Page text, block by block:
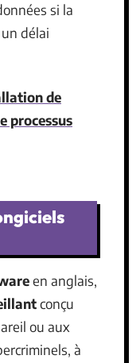
si la
délai
de
processus
en anglais,
conçu
ou aux
à